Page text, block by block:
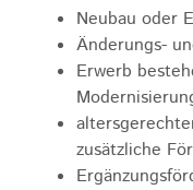
Neubau oder
Änderungs-
Erwerb
zusätzliche